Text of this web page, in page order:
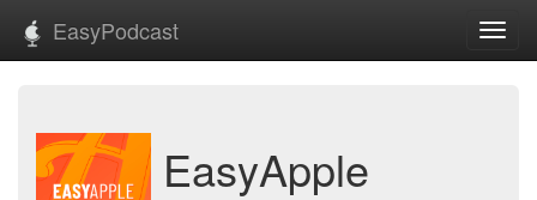
EasyPodcast
EasyApple